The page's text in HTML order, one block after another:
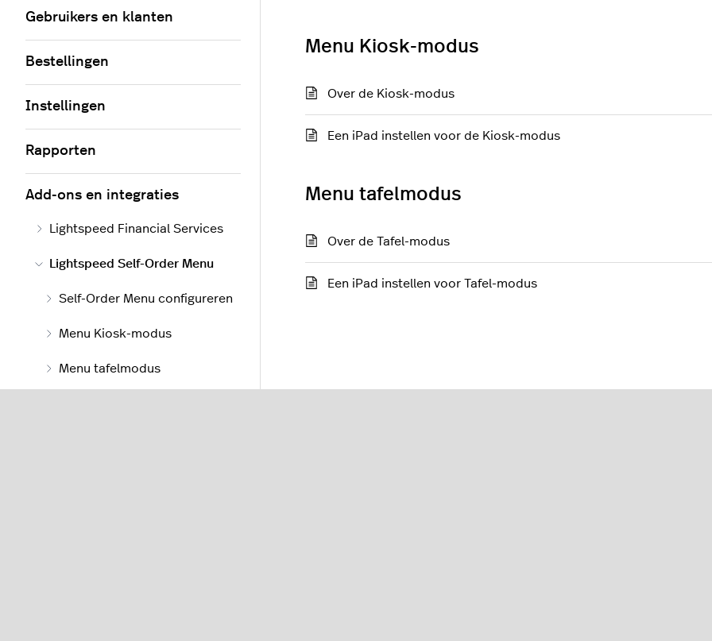
Menu Kiosk-modus
Over de Kiosk-modus
Een iPad instellen voor de Kiosk-modus
Menu tafelmodus
Over de Tafel-modus
Een iPad instellen voor Tafel-modus
Gebruikers en klanten
Bestellingen
Instellingen
Rapporten
Add-ons en integraties
Lightspeed Financial Services
Lightspeed Self-Order Menu
Self-Order Menu configureren
Menu Kiosk-modus
Menu tafelmodus